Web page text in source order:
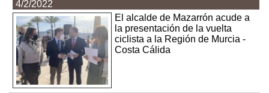
4/2/2022
El alcalde de Mazarrón acude a
la presentación de la vuelta
ciclista a la Región de Murcia -
Costa Cálida